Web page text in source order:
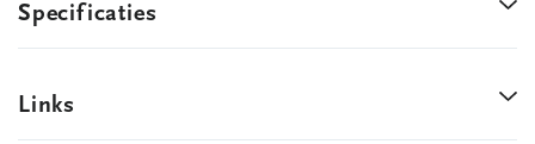
Specificaties
Links